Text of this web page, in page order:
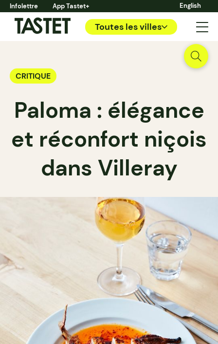
Infolettre App Tastet+ English
Toutes les villes
CRITIQUE
Paloma : élégance
et réconfort niçois
dans Villeray